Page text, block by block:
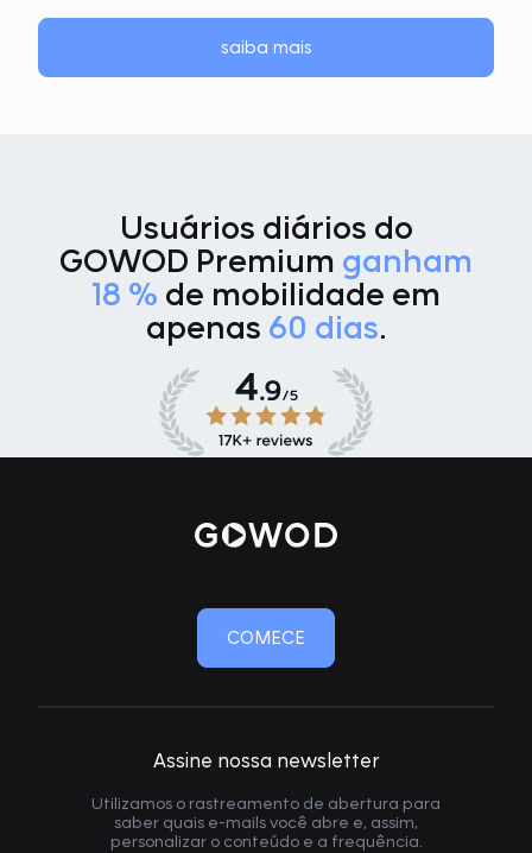
saiba mais
Usuários diários do
GOWOD Premium ganham
18 % de mobilidade em
apenas 60 dias.
COMECE
Assine nossa newsletter
Utilizamos o rastreamento de abertura para
saber quais e-mails você abre e, assim,
personalizar o conteúdo e a frequência.